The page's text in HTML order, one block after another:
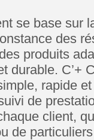
se base sur
des
produits
durable. C’+
rapide
de
client,
de